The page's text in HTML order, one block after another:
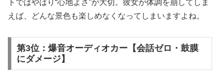
トではやはり“心地よさ”が大切。彼女が体調を崩してしま
えば、どんな景色も楽しめなくなってしまいますよね。
第3位：爆音オーディオカー【会話ゼロ・鼓膜
にダメージ】